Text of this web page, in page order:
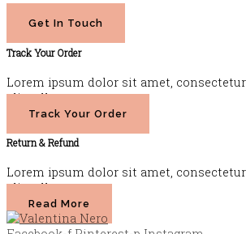
Get In Touch
Track Your Order
Lorem ipsum dolor sit amet,
elit tellus.
Track Your Order
Return & Refund
Lorem ipsum dolor sit amet,
elit tellus.
Read More